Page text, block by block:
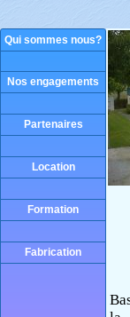
Qui sommes nous?
Nos engagements
Partenaires
Location
Formation
Fabrication